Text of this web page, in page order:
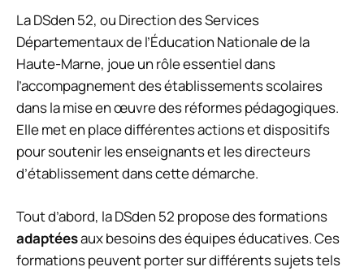
La DSden 52, ou Direction des Services
Départementaux de l’Éducation Nationale de la
Haute-Marne, joue un rôle essentiel dans
l’accompagnement des établissements scolaires
dans la mise en œuvre des réformes pédagogiques.
Elle met en place différentes actions et dispositifs
pour soutenir les enseignants et les directeurs
d’établissement dans cette démarche.
Tout d’abord, la DSden 52 propose des formations
adaptéesaux besoins des équipes éducatives. Ces
formations peuvent porter sur différents sujets tels